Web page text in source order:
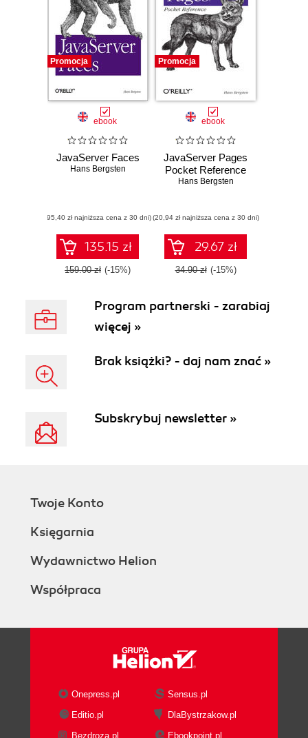
Promocja
ebook
JavaServer Faces
Hans Bergsten
(95,40 zł najniższa cena z 30 dni)
135.15 zł
159.00 zł (-15%)
Promocja
ebook
JavaServer Pages
Pocket Reference
Hans Bergsten
(20,94 zł najniższa cena z 30 dni)
29.67 zł
34.90 zł (-15%)
Program partnerski - zarabiaj
więcej »
Brak książki? - daj nam znać »
Subskrybuj newsletter »
Twoje Konto
Księgarnia
Wydawnictwo Helion
Współpraca
Onepress.pl
Sensus.pl
Editio.pl
DlaBystrzakow.pl
Bezdroza.pl
Ebookpoint.pl